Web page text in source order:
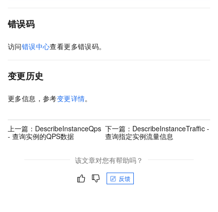
错误码
访问错误中心查看更多错误码。
变更历史
更多信息，参考变更详情。
上一篇： DescribeInstanceQps
- 查询实例的QPS数据
下一篇： DescribeInstanceTraffic -
查询指定实例流量信息
该文章对您有帮助吗？
反馈